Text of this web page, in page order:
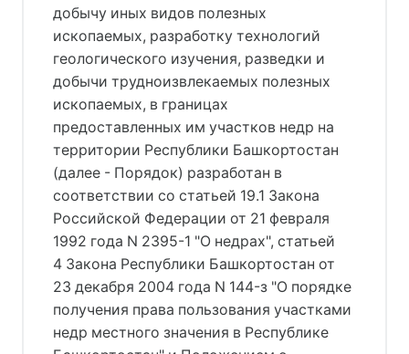
добычу иных видов полезных
ископаемых, разработку технологий
геологического изучения, разведки и
добычи трудноизвлекаемых полезных
ископаемых, в границах
предоставленных им участков недр на
территории Республики Башкортостан
(далее - Порядок) разработан в
соответствии со статьей 19.1 Закона
Российской Федерации от 21 февраля
1992 года N 2395-1 "О недрах", статьей
4 Закона Республики Башкортостан от
23 декабря 2004 года N 144-з "О порядке
получения права пользования участками
недр местного значения в Республике